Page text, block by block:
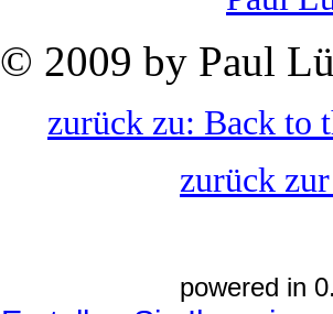
© 2009 by Paul
zurück zu: Back to
zurück
powered in